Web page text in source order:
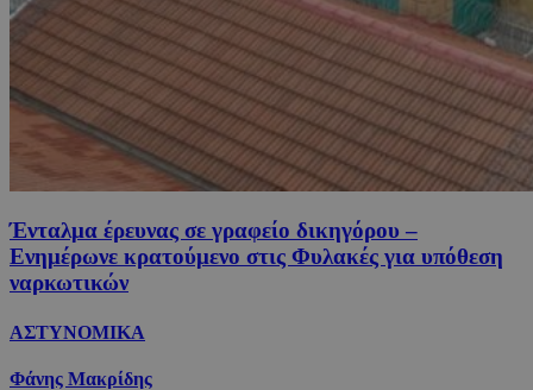
Ένταλμα έρευνας σε γραφείο δικηγόρου –
Ενημέρωνε κρατούμενο στις Φυλακές για υπόθεση
ναρκωτικών
ΑΣΤΥΝΟΜΙΚΑ
Φάνης Μακρίδης